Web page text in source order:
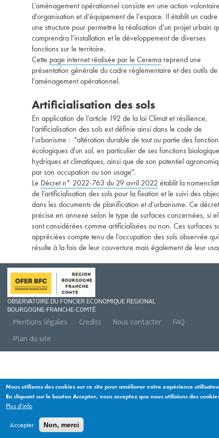
L’aménagement opérationnel consiste en une action
d’organisation et d’équipement de l’espace. Il établit un
une structure pour permettre la réalisation d’un projet urbain
comprendra l’installation et le développement de diverses
fonctions sur le territoire.
Cette page internet réalisée par le Cerema reprend une
présentation générale du cadre réglementaire et des outils de
l’aménagement opérationnel.
Artificialisation des sols
En application de l’article 192 de la loi Climat et résilience,
l’artificialisation des sols est définie ainsi dans le code de
l’urbanisme : "altération durable de tout ou partie des
écologiques d'un sol, en particulier de ses fonctions
hydriques et climatiques, ainsi que de son potentiel
par son occupation ou son usage".
Le Décret n° 2022-763 du 29 avril 2022 établit la
de l’artificialisation des sols pour la fixation et le suivi des
dans les documents de planification et d’urbanisme. Ce décret
précise en annexe selon le type de surfaces concernées, si
sont considérées comme artificialisées ou non. Ces surfaces
appréciées compte tenu de l’occupation des sols observée qui
résulte à la fois de leur couverture mais également de leur
OBSERVATOIRE DU FONCIER ECONOMIQUE REGIONAL
BOURGOGNE-FRANCHE-COMTÉ
Footer
Mentions légales Credits Nous contacter
FAQ
Plan du site
Nous utilisons des cookies sur ce site pour améliorer votre expérience
En cliquant sur le bouton Accepter, vous acceptez que nous utilisions des
Plus d'info
Accepter Non, merci